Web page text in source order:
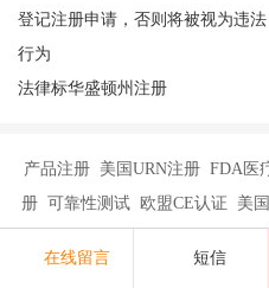
登记注册申请，否则将被视为违法
行为
法律标华盛顿州注册
产品注册 美国URN注册 FDA医
册 可靠性测试 欧盟CE认证 美
在线留言
短信